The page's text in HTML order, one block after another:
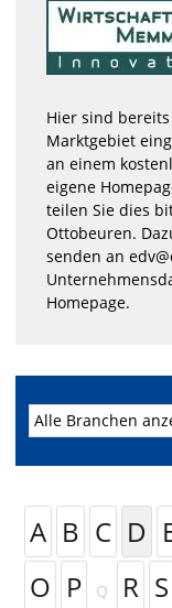
Hier sind
Marktgebiet
an einem
eigene
teilen Sie dies
Ottobeuren.
senden an
Homepage.
A B C D
O P Q R S